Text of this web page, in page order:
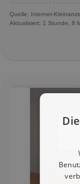
Quelle: Internet-
Aktualisiert: 1 Stunde, 8